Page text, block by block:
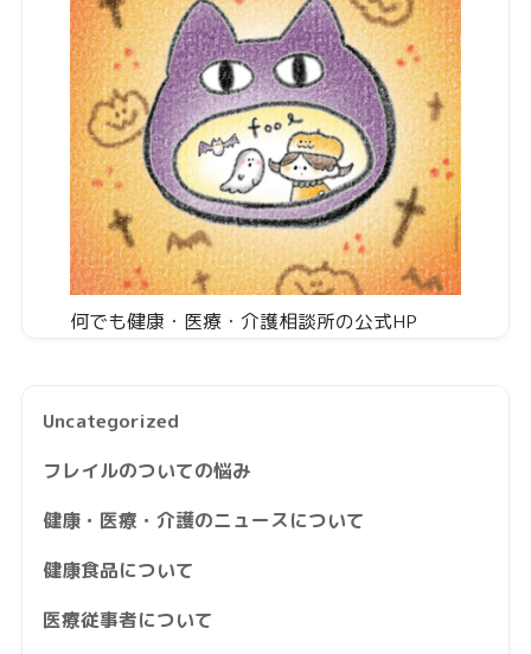
何でも健康・医療・介護相談所の公式HP
Uncategorized
フレイルのついての悩み
健康・医療・介護のニュースについて
健康食品について
医療従事者について